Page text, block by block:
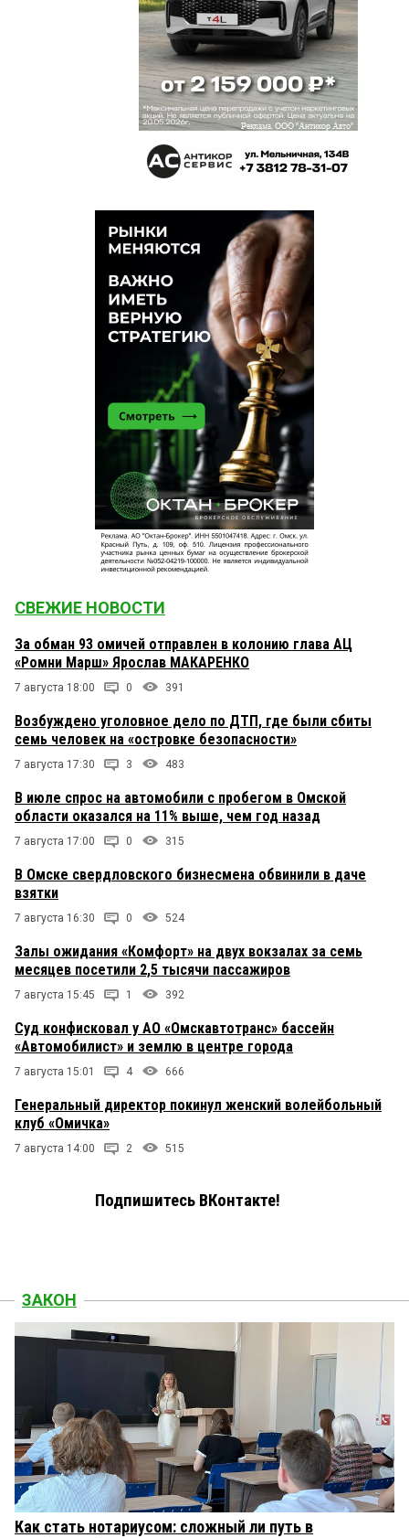
СВЕЖИЕ НОВОСТИ
За обман 93 омичей отправлен в колонию глава АЦ
«Ромни Марш» Ярослав МАКАРЕНКО
7 августа 18:00 0 391
Возбуждено уголовное дело по ДТП, где были сбиты
семь человек на «островке безопасности»
7 августа 17:30 3 483
В июле спрос на автомобили с пробегом в Омской
области оказался на 11% выше, чем год назад
7 августа 17:00 0 315
В Омске свердловского бизнесмена обвинили в даче
взятки
7 августа 16:30 0 524
Залы ожидания «Комфорт» на двух вокзалах за семь
месяцев посетили 2,5 тысячи пассажиров
7 августа 15:45 1 392
Суд конфисковал у АО «Омскавтотранс» бассейн
«Автомобилист» и землю в центре города
7 августа 15:01 4 666
Генеральный директор покинул женский волейбольный
клуб «Омичка»
7 августа 14:00 2 515
Подпишитесь ВКонтакте!
ЗАКОН
Как стать нотариусом: сложный ли путь в